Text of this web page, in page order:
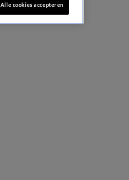
Alle cookies accepteren